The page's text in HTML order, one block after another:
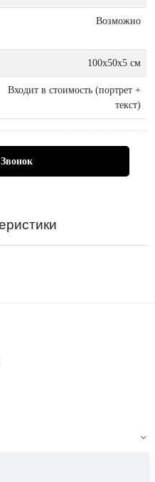
Возможно
100х50х5 см
Входит в стоимость (портрет +
текст)